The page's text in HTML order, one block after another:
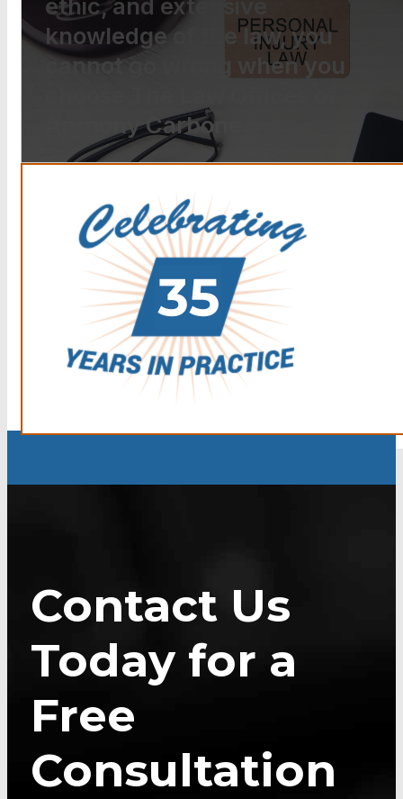
ethic, and extensive
knowledge of the law, you
cannot go wrong when you
Anthony Carbone.
Contact Us
Today for a
Free
Consultation